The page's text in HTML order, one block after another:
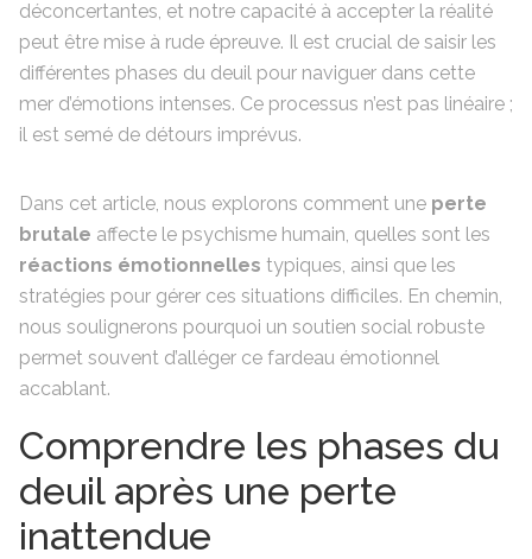
déconcertantes, et notre capacité à accepter la réalité
peut être mise à rude épreuve. Il est crucial de saisir les
différentes phases du deuil pour naviguer dans cette
mer d’émotions intenses. Ce processus n’est pas linéaire ;
il est semé de détours imprévus.
Dans cet article, nous explorons comment une perte
brutale affecte le psychisme humain, quelles sont les
réactions émotionnelles typiques, ainsi que les
stratégies pour gérer ces situations difficiles. En chemin,
nous soulignerons pourquoi un soutien social robuste
permet souvent d’alléger ce fardeau émotionnel
accablant.
Comprendre les phases du
deuil après une perte
inattendue